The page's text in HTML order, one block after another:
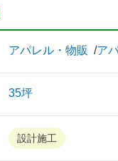
アパレル・物販 ア
35坪
設計施工